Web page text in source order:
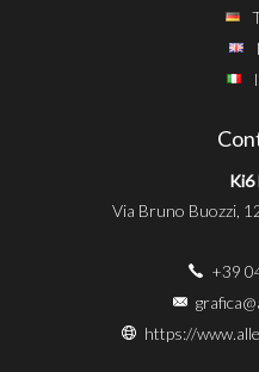
Ki6
Via Bruno Buozzi,
+39
https://